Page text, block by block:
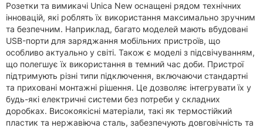
Розетки та вимикачі Unica New оснащені рядом технічних
інновацій, які роблять їх використання максимально зручним
та безпечним. Наприклад, багато моделей мають вбудовані
USB-порти для заряджання мобільних пристроїв, що
особливо актуально у світі. Також є моделі з підсвічуванням,
що полегшує їх використання в темний час доби. Пристрої
підтримують різні типи підключення, включаючи стандартні
та приховані монтажні рішення. Це дозволяє інтегрувати їх у
будь-які електричні системи без потреби у складних
доробках. Високоякісні матеріали, такі як термостійкий
пластик та нержавіюча сталь, забезпечують довговічність та